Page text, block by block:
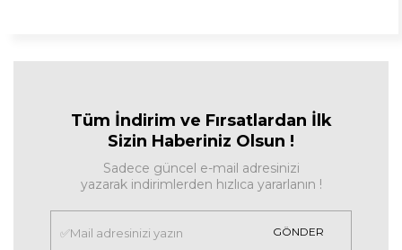
Tüm İndirim ve Fırsatlardan İlk
Sizin Haberiniz Olsun !
Sadece güncel e-mail adresinizi
yazarak indirimlerden hızlıca yararlanın !
GÖNDER